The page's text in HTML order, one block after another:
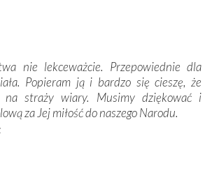
wyprawy na każdym kroku
się z serdeczną otwartością
Podziwialiśmy ich ludową sztukę i
nasze kraje są od siebie bardzo
sposób nie czuliśmy się obco.
sama Matka Boża, ale też
biorąca swój początek w naszej
nie lekceważcie. Przepowiednie dla
Popieram ją i bardzo się cieszę, że
na straży wiary. Musimy dziękować i
za Jej miłość do naszego Narodu.